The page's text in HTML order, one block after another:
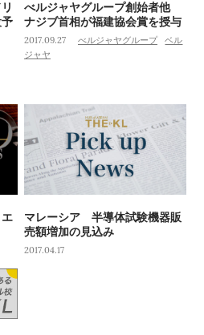
べルジャヤグループ創始者他
ナジブ首相が福建協会賞を授与
2017.09.27 べルジャヤグループ
ベル
ジャヤ
マレーシア 半導体試験機器販
売額増加の見込み
2017.04.17